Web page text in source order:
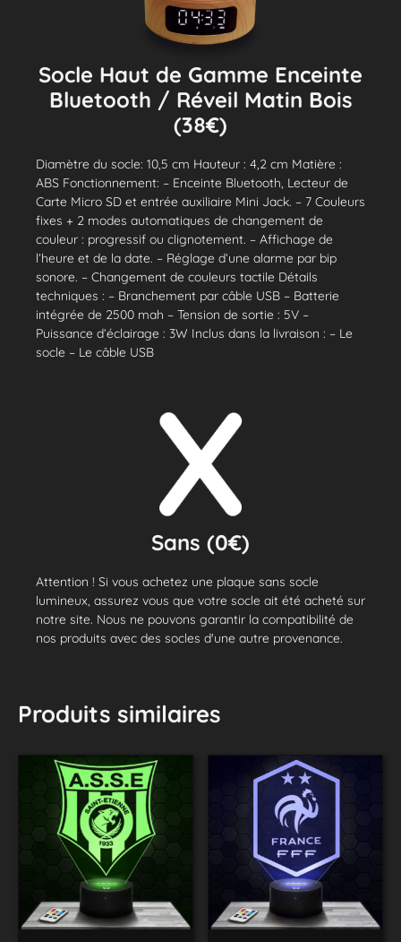
Socle Haut de Gamme Enceinte
Bluetooth / Réveil Matin Bois
(38€)
Diamètre du socle: 10,5 cm Hauteur : 4,2 cm Matière :
ABS Fonctionnement: – Enceinte Bluetooth, Lecteur de
Carte Micro SD et entrée auxiliaire Mini Jack. – 7 Couleurs
fixes + 2 modes automatiques de changement de
couleur : progressif ou clignotement. – Affichage de
l’heure et de la date. – Réglage d’une alarme par bip
sonore. – Changement de couleurs tactile Détails
techniques : – Branchement par câble USB – Batterie
intégrée de 2500 mah – Tension de sortie : 5V –
Puissance d’éclairage : 3W Inclus dans la livraison : – Le
socle – Le câble USB
Sans (0€)
Attention ! Si vous achetez une plaque sans socle
lumineux, assurez vous que votre socle ait été acheté sur
notre site. Nous ne pouvons garantir la compatibilité de
nos produits avec des socles d'une autre provenance.
Produits similaires